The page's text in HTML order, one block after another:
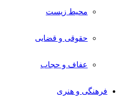
محیط زیست
حقوقی و قضایی
عفاف و حجاب
فرهنگی و هنری